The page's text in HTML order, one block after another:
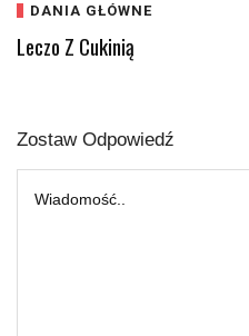
DANIA GŁÓWNE
Leczo Z Cukinią
Zostaw Odpowiedź